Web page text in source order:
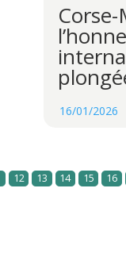
16/01/2026
12 13 14 15 16